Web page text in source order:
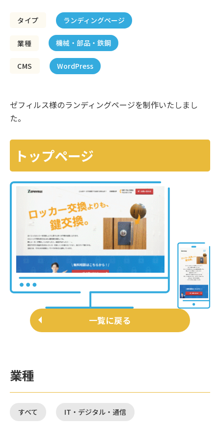
タイプ ランディングページ
業種 機械・部品・鉄鋼
CMS WordPress
ゼフィルス様のランディングページを制作いたしまし
た。
トップページ
一覧に戻る
業種
すべて IT・デジタル・通信